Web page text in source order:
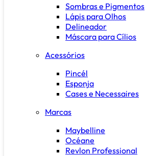
Sombras e Pigmentos
Lápis para Olhos
Delineador
Máscara para Cílios
Acessórios
Pincél
Esponja
Cases e Necessaires
Marcas
Maybelline
Océane
Revlon Professional